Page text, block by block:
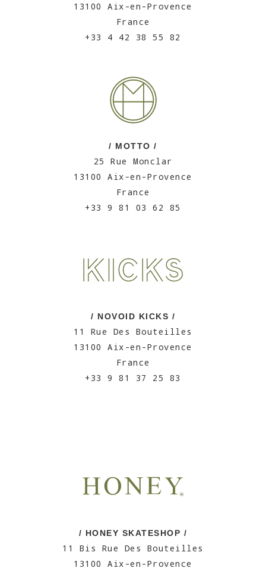
13100 Aix-en-Provence
France
+33 4 42 38 55 82
/ MOTTO /
25 Rue Monclar
13100 Aix-en-Provence
France
+33 9 81 03 62 85
/ NOVOID KICKS /
11 Rue Des Bouteilles
13100 Aix-en-Provence
France
+33 9 81 37 25 83
/ HONEY SKATESHOP /
11 Bis Rue Des Bouteilles
13100 Aix-en-Provence